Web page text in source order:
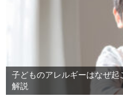
子どものアレルギーはなぜ起
解説